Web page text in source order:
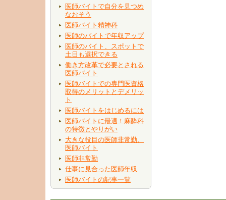
医師バイトで自分を見つめ
なおそう
医師バイト精神科
医師のバイトで年収アップ
医師のバイト、スポットで
土日も選択できる
働き方改革で必要とされる
医師バイト
医師バイトでの専門医資格
取得のメリットとデメリッ
ト
医師バイトをはじめるには
医師バイトに最適！麻酔科
の特徴とやりがい
大きな役目の医師非常勤、
医師バイト
医師非常勤
仕事に見合った医師年収
医師バイトの記事一覧